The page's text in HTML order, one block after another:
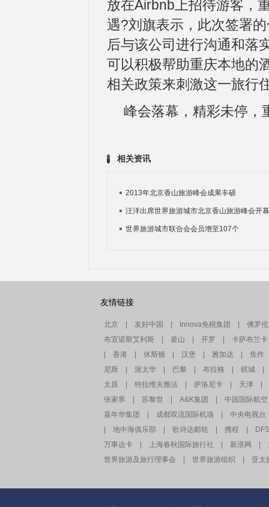
放在Airbnb上招待游客，
遇?刘旗表示，此次签署
后与该公司进行沟通和落
可以积极帮助重庆本地的
相关政策来刺激这一旅行
峰会落幕，精彩未停，
相关资讯
2013年北京香山旅游峰会成果丰硕
汪洋出席世界旅游城市北京香山旅游峰会开
世界旅游城市联合会会员增至107个
友情链接
北京 友好中国 Innova免税集团
佛罗
布宜诺斯艾利斯
釜山 开罗
卡萨布兰卡
香港 休斯顿 汉堡 雅加达
焦作
尼斯
渥太华 巴黎 布拉格 槟城
太原
特拉维夫雅法 萨洛尼卡 天津
张家界
苏黎世 A&K集团
中国国际航空
嘉年华集团
成都双流国际机场
中央电视台
地中海俱乐部 歌诗达邮轮 携程
万事达卡
上海春秋国际旅行社 新浪网
世界旅游及旅行理事会
世界旅游组织 亚太